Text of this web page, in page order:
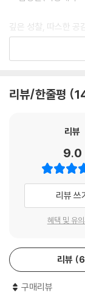
우리 사회의 법체계
있다는 사실을 아는
움에 따르면 감정도
다. 이 두 감정은 인간
확대 재생산될 수 있다.
나는 일탈자를 낙인
우리 모두에게 영향
고 생각한다. 우리
유아기의 과도한 요
있다. 또한 우리는
는 것을 필요로 한다.
신을 둘러싼 모든 면
단에 속해 있다는 생
깊은 성찰, 따스한 공
완전한 우리가 사는
등, 존중, 호혜를 구
이다.
리뷰/한줄평
리뷰
9.0
리뷰 쓰
혜택 및 유
리뷰 6
구매리뷰